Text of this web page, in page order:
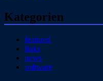
Kategorien
featured
links
news
software